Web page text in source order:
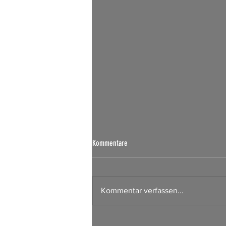
Börsen Radar 07.08.2026
Kommentare
Kommentar verfassen...